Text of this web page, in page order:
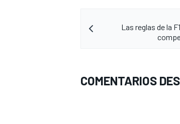
Las reglas de la
COMENTARIOS